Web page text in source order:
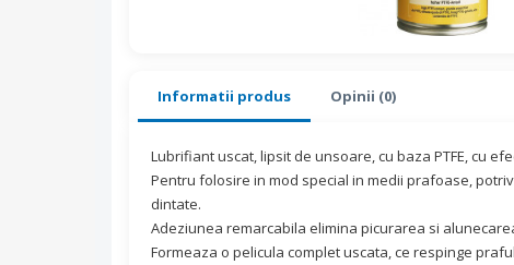
Informatii produs Opinii (0)
Lubrifiant uscat, lipsit de unsoare, cu baza PTFE, cu
Pentru folosire in mod special in medii prafoase,
dintate.
Adeziunea remarcabila elimina picurarea si
Formeaza o pelicula complet uscata, ce respinge